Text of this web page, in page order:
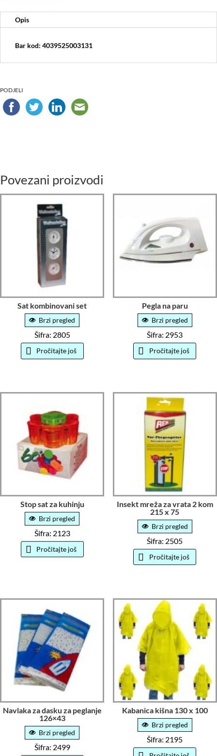
Opis
Bar kod: 4039525003131
PODJELI
Povezani proizvodi
Sat kombinovani set
Brzi pregled
Šifra: 2805
Pročitajte još
Pegla na paru
Brzi pregled
Šifra: 2953
Pročitajte još
Stop sat za kuhinju
Brzi pregled
Šifra: 2123
Pročitajte još
Insekt mreža za vrata 2 kom
215 x 75
Brzi pregled
Šifra: 2505
Pročitajte još
Navlaka za dasku za peglanje
126×43
Brzi pregled
Šifra: 2499
Kabanica kišna 130 x 100
Brzi pregled
Šifra: 2195